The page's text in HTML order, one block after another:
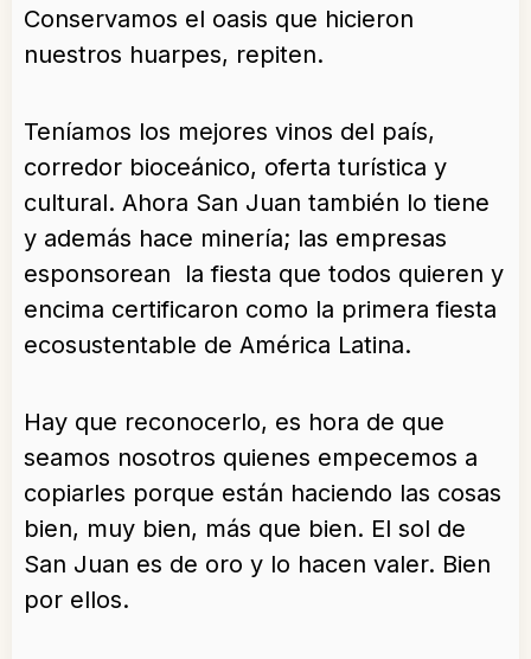
Conservamos el oasis que hicieron
nuestros huarpes, repiten.
Teníamos los mejores vinos del país,
corredor bioceánico, oferta turística y
cultural. Ahora San Juan también lo tiene
y además hace minería; las empresas
esponsorean la fiesta que todos quieren y
encima certificaron como la primera fiesta
ecosustentable de América Latina.
Hay que reconocerlo, es hora de que
seamos nosotros quienes empecemos a
copiarles porque están haciendo las cosas
bien, muy bien, más que bien. El sol de
San Juan es de oro y lo hacen valer. Bien
por ellos.